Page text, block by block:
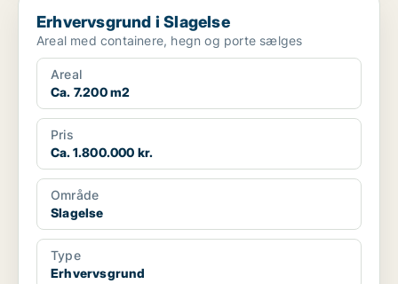
Erhvervsgrund i Slagelse
Areal med containere, hegn og porte sælges
Areal
Ca. 7.200 m2
Pris
Ca. 1.800.000 kr.
Område
Slagelse
Type
Erhvervsgrund